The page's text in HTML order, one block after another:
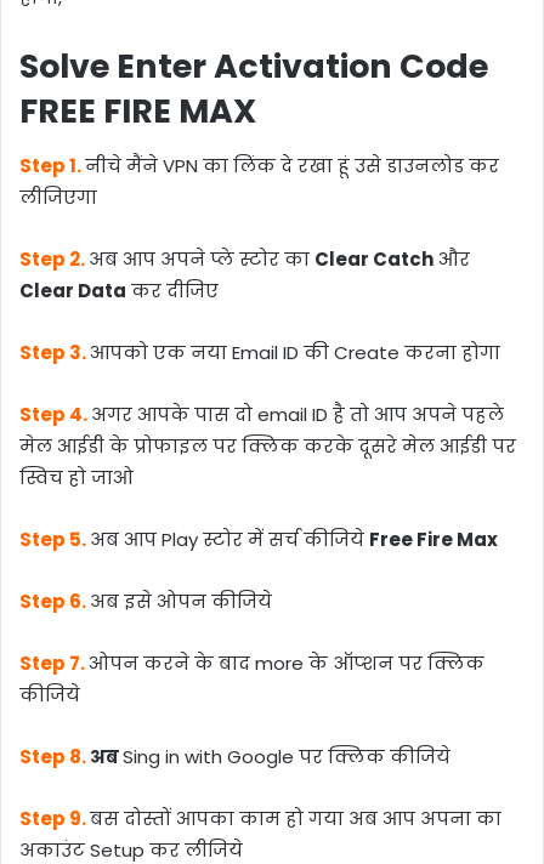
Solve Enter Activation Code
FREE FIRE MAX
Step 1.नीचे मैंने VPN का लिंक दे रखा हूं उसे डाउनलोड कर
लीजिएगा
Step 2.अब आप अपने प्ले स्टोर का Clear Catchऔर
Clear Data कर दीजिए
Step 3.आपको एक नया Email ID की Create करना होगा
Step 4.अगर आपके पास दो email ID है तो आप अपने पहले
मेल आईडी के प्रोफाइल पर क्लिक करके दूसरे मेल आईडी पर
स्विच हो जाओ
Step 5.अब आप Play स्टोर में सर्च कीजिये Free Fire Max
Step 6.अब इसे ओपन कीजिये
Step 7.ओपन करने के बाद more के ऑप्शन पर क्लिक
कीजिये
Step 8.अबSing in with Google पर क्लिक कीजिये
Step 9.बस दोस्तों आपका काम हो गया अब आप अपना का
अकाउंट Setup कर लीजिये